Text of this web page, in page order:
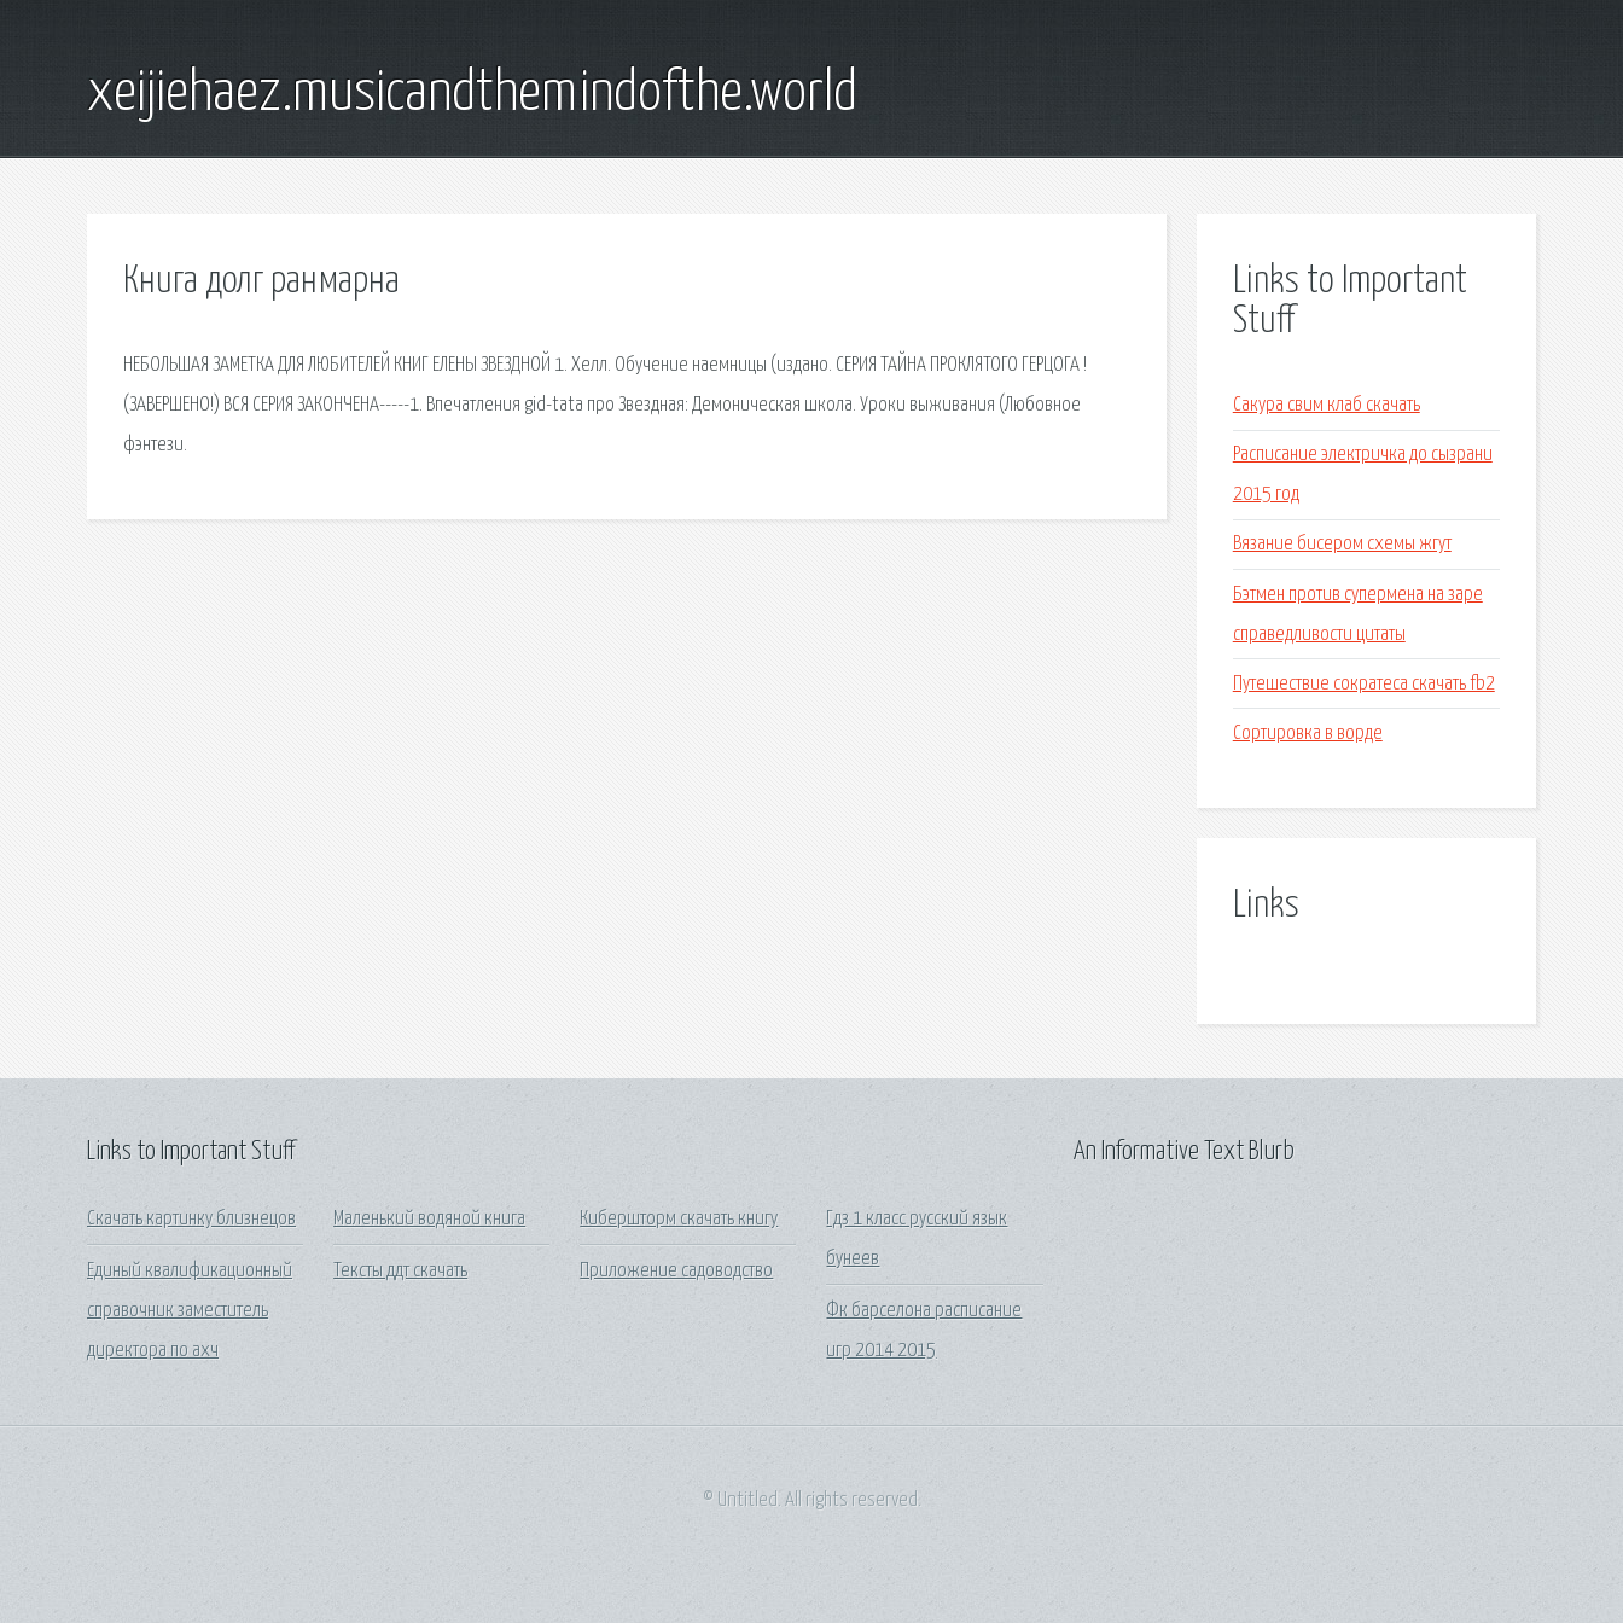
xeijiehaez.musicandthemindofthe.world
Книга долг ранмарна
НЕБОЛЬШАЯ ЗАМЕТКА ДЛЯ ЛЮБИТЕЛЕЙ КНИГ ЕЛЕНЫ ЗВЕЗДНОЙ 1. Хелл. Обучение наемницы (издано. СЕРИЯ ТАЙНА ПРОКЛЯТОГО ГЕРЦОГА !
(ЗАВЕРШЕНО!) ВСЯ СЕРИЯ ЗАКОНЧЕНА-----1. Впечатления gid-tata про Звездная: Демоническая школа. Уроки выживания (Любовное
фэнтези.
Links to Important
Stuff
Сакура свим клаб скачать
Расписание электричка до сызрани
2015 год
Вязание бисером схемы жгут
Бэтмен против супермена на заре
справедливости цитаты
Путешествие сократеса скачать fb2
Сортировка в ворде
Links
Links to Important Stuff
Скачать картинку близнецов
Единый квалификационный
справочник заместитель
директора по ахч
Маленький водяной книга
Тексты ддт скачать
Кибершторм скачать книгу
Приложение садоводство
Гдз 1 класс русский язык
бунеев
Фк барселона расписание
игр 2014 2015
An Informative Text Blurb
© Untitled. All rights reserved.